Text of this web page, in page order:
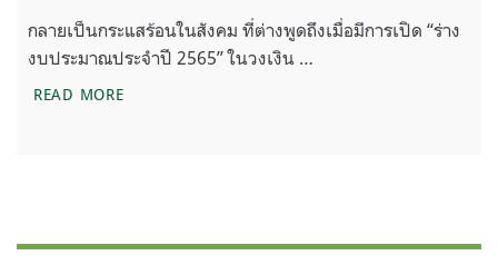
กลายเป็นกระแสร้อนในสังคม ที่ต่างพูดถึงเมื่อมีการเปิด “ร่าง
งบประมาณประจำปี 2565” ในวงเงิน …
READ MOREความไม่สมเหตุสมผลของงบสิ่งแวดล้อมที่ลดลง ในร่า